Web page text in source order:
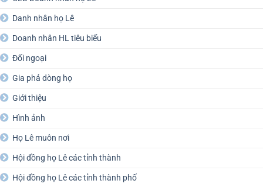
Danh nhân họ Lê
Doanh nhân HL tiêu biểu
Đối ngoại
Gia phả dòng họ
Giới thiệu
Hình ảnh
Họ Lê muôn nơi
Hội đồng họ Lê các tỉnh thành
Hội đồng họ Lê các tỉnh thành phố